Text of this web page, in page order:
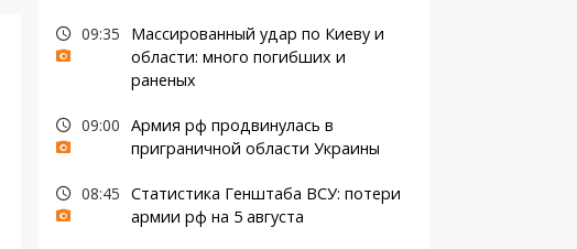
09:35
Массированный удар по Киеву и
области: много погибших и
раненых
09:00 Армия рф продвинулась в
приграничной области Украины
08:45 Статистика Генштаба ВСУ: потери
армии рф на 5 августа